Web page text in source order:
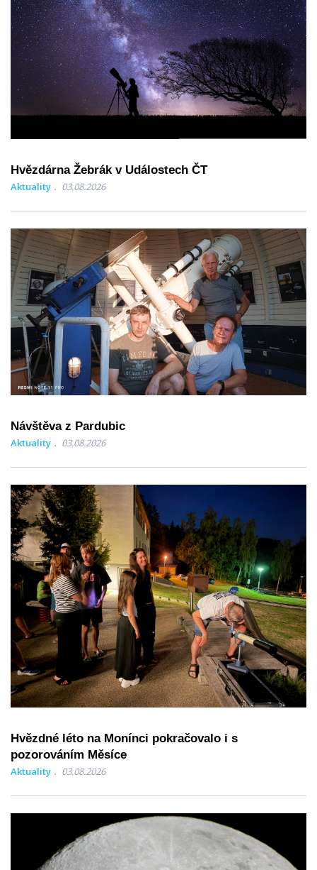
Hvězdárna Žebrák v Událostech ČT
Aktuality 03.08.2026
Návštěva z Pardubic
Aktuality 03.08.2026
Hvězdné léto na Monínci pokračovalo i s
pozorováním Měsíce
Aktuality 03.08.2026